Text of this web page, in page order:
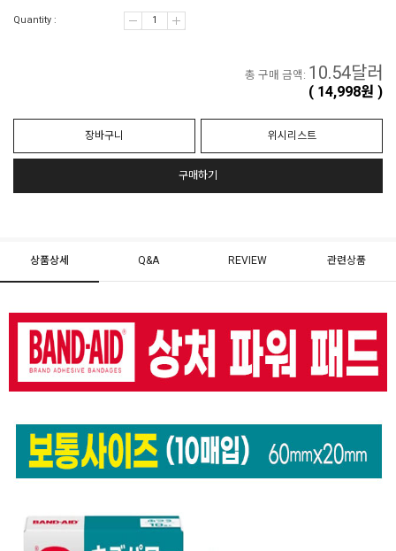
Quantity :
총 구매 금액: 10.54달러
( 14,998원 )
장바구니 위시리스트
구매하기
상품상세 Q&A REVIEW 관련상품